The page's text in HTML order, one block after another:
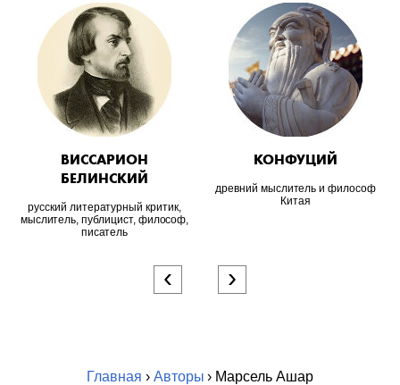
ВИССАРИОН
БЕЛИНСКИЙ
русский литературный критик,
мыслитель, публицист, философ,
писатель
КОНФУЦИЙ
древний мыслитель и философ
Китая
‹ ›
Главная › Авторы › Марсель Ашар